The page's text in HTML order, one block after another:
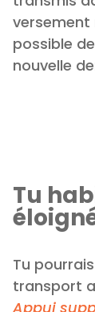
versement
possible
nouvelle
Tu
Tu
transport
Appui